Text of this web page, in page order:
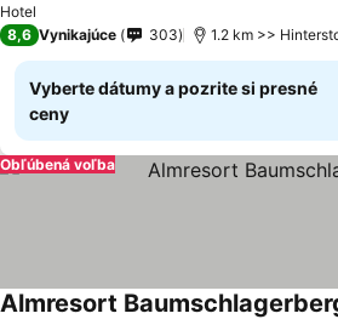
Hotel
8,6 Vynikajúce 303 1.2 km >>
Vyberte dátumy a pozrite si presné
ceny
Obľúbená voľba
Almresort